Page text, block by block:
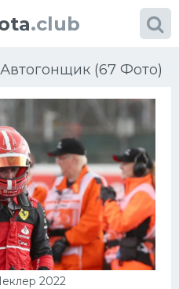
.club
(67 Фото)
2022